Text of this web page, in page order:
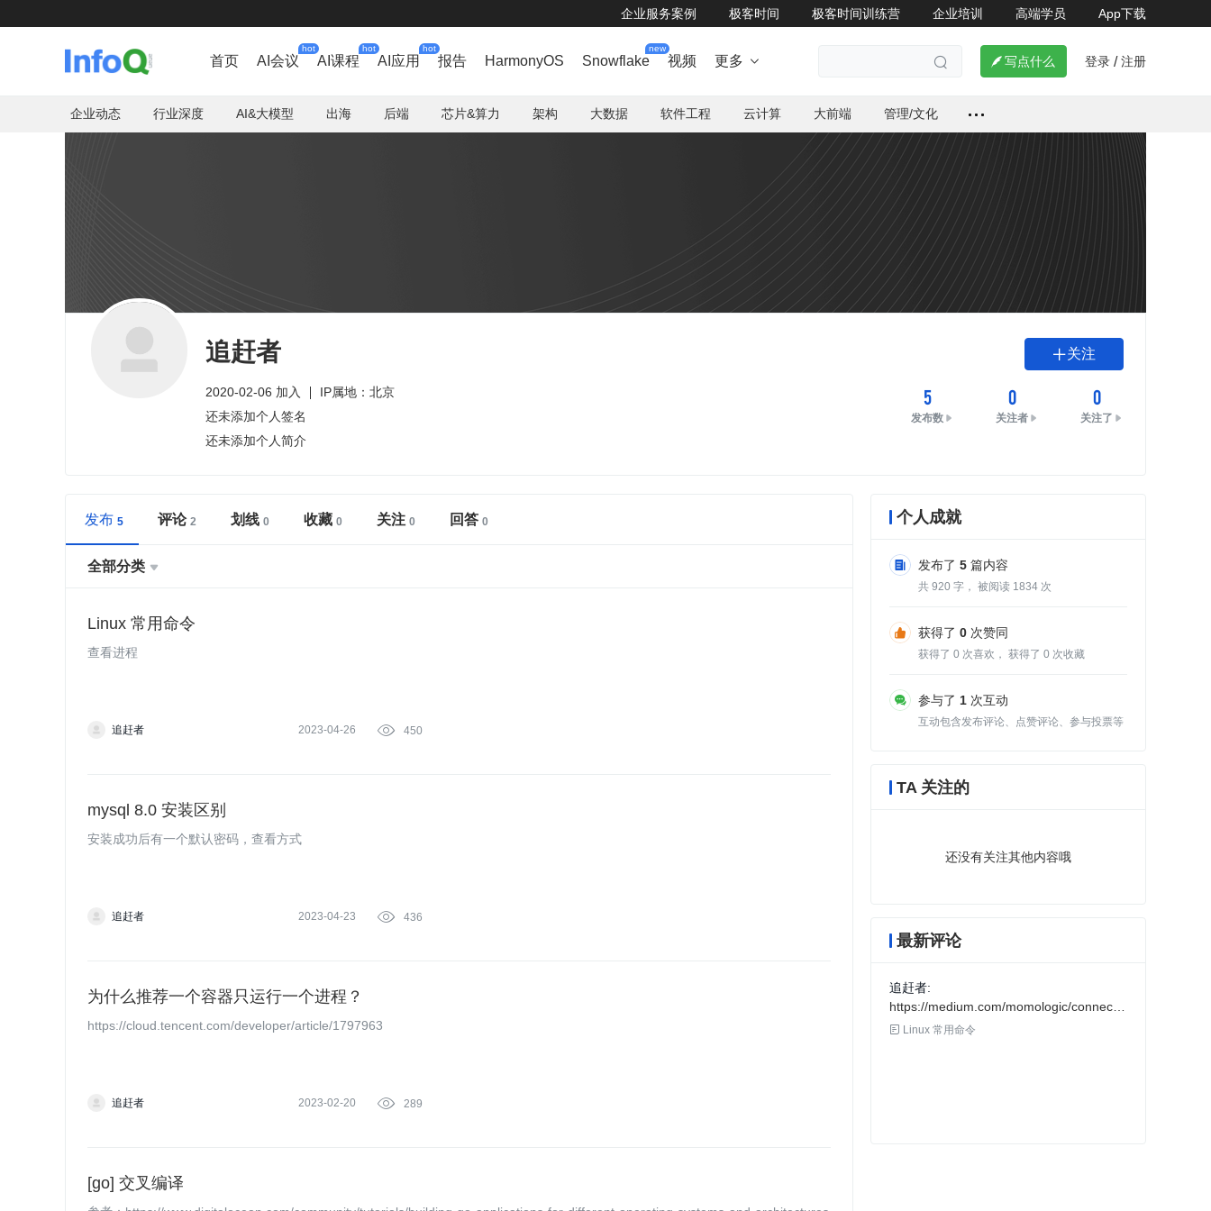
企业服务案例 极客时间 极客时间训练营 企业培训 高端学员 App下载
首页 AI会议
hot
AI课程
hot
AI应用
hot
报告 HarmonyOS Snowflake
new
视频 更多    写点什么 登录 / 注册
企业动态 行业深度 AI&大模型 出海 后端 芯片&算力 架构 大数据 软件工程 云计算 大前端 管理/文化
追赶者
2020-02-06 加入
IP属地：北京
还未添加个人签名
还未添加个人简介
关注
5
发布数
0
关注者
0
关注了
发布 评论 划线 收藏 关注 回答
全部分类 
Linux 常用命令
查看进程
追赶者 2023-04-26  450
mysql 8.0 安装区别
安装成功后有一个默认密码，查看方式
追赶者 2023-04-23  436
为什么推荐一个容器只运行一个进程？
https://cloud.tencent.com/developer/article/1797963
追赶者 2023-02-20  289
[go] 交叉编译
个人成就
发布了 5 篇内容
共 920 字， 被阅读 1834 次
获得了 0 次赞同
获得了 0 次喜欢， 获得了 0 次收藏
参与了 1 次互动
互动包含发布评论、点赞评论、参与投票等
TA 关注的
还没有关注其他内容哦
最新评论
追赶者
https://medium.com/momologic/connecting-
to-redis-via-ssh-tunneling-f41c3d2ee988
 Linux 常用命令